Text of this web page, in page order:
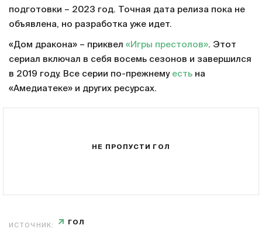
подготовки – 2023 год. Точная дата релиза пока не
объявлена, но разработка уже идет.
«Дом дракона» – приквел «Игры престолов». Этот
сериал включал в себя восемь сезонов и завершился
в 2019 году. Все серии по-прежнему есть на
«Амедиатеке» и других ресурсах.
НЕ ПРОПУСТИ ГОЛ
ИСТОЧНИК: ГОЛ